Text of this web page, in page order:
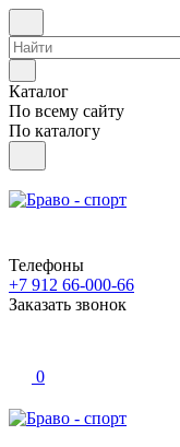
Каталог
По всему сайту
По каталогу
Телефоны
+7 912 66-000-66
Заказать звонок
0